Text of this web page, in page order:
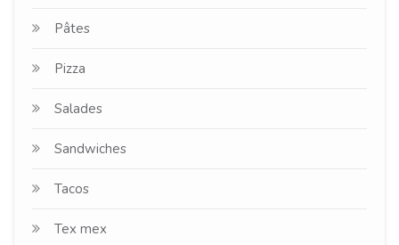
Pâtes
Pizza
Salades
Sandwiches
Tacos
Tex mex